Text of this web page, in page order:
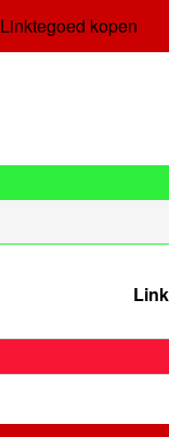
Linktegoed kopen